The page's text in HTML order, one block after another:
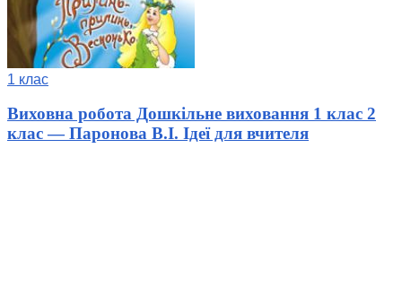
1 клас
Виховна робота Дошкільне виховання 1 клас 2
клас — Паронова В.І. Ідеї для вчителя